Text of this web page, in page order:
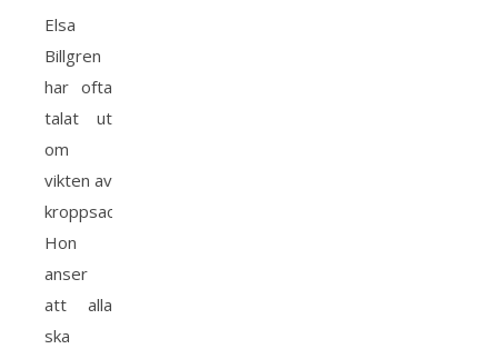
Elsa
Billgren
har ofta
talat ut
om
vikten av
kroppsacceptans.
Hon
anser
att alla
ska